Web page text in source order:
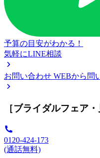
予算の目安がわかる！
気軽にLINE相談
お問い合わせ WEBから問
［ブライダルフェア
0120-424-173
(通話無料)